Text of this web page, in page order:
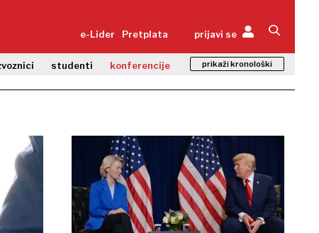
e-Lider Pretplata prijavi se
studenti konferencije prikaži kronološki